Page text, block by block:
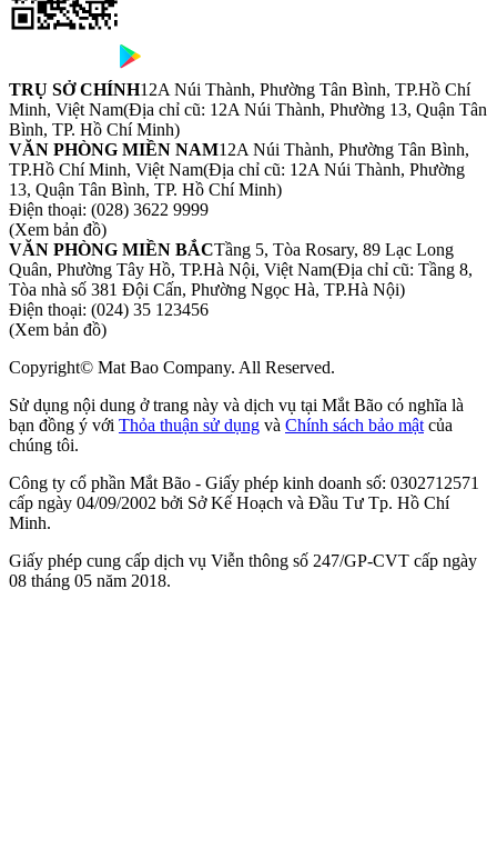
TRỤ SỞ CHÍNH12A Núi Thành, Phường Tân Bình, TP.Hồ Chí
Minh, Việt Nam(Địa chỉ cũ: 12A Núi Thành, Phường 13, Quận Tân
Bình, TP. Hồ Chí Minh)
VĂN PHÒNG MIỀN NAM12A Núi Thành, Phường Tân Bình,
TP.Hồ Chí Minh, Việt Nam(Địa chỉ cũ: 12A Núi Thành, Phường
13, Quận Tân Bình, TP. Hồ Chí Minh)
Điện thoại: (028) 3622 9999
(Xem bản đồ)
VĂN PHÒNG MIỀN BẮCTầng 5, Tòa Rosary, 89 Lạc Long
Quân, Phường Tây Hồ, TP.Hà Nội, Việt Nam(Địa chỉ cũ: Tầng 8,
Tòa nhà số 381 Đội Cấn, Phường Ngọc Hà, TP.Hà Nội)
Điện thoại: (024) 35 123456
(Xem bản đồ)
Copyright© Mat Bao Company. All Reserved.
Sử dụng nội dung ở trang này và dịch vụ tại Mắt Bão có nghĩa là
bạn đồng ý với Thỏa thuận sử dụng và Chính sách bảo mật của
chúng tôi.
Công ty cổ phần Mắt Bão - Giấy phép kinh doanh số: 0302712571
cấp ngày 04/09/2002 bởi Sở Kế Hoạch và Đầu Tư Tp. Hồ Chí
Minh.
Giấy phép cung cấp dịch vụ Viễn thông số 247/GP-CVT cấp ngày
08 tháng 05 năm 2018.